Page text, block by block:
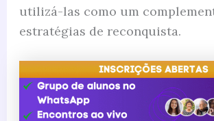
utilizá-las como um
estratégias de reconquista.